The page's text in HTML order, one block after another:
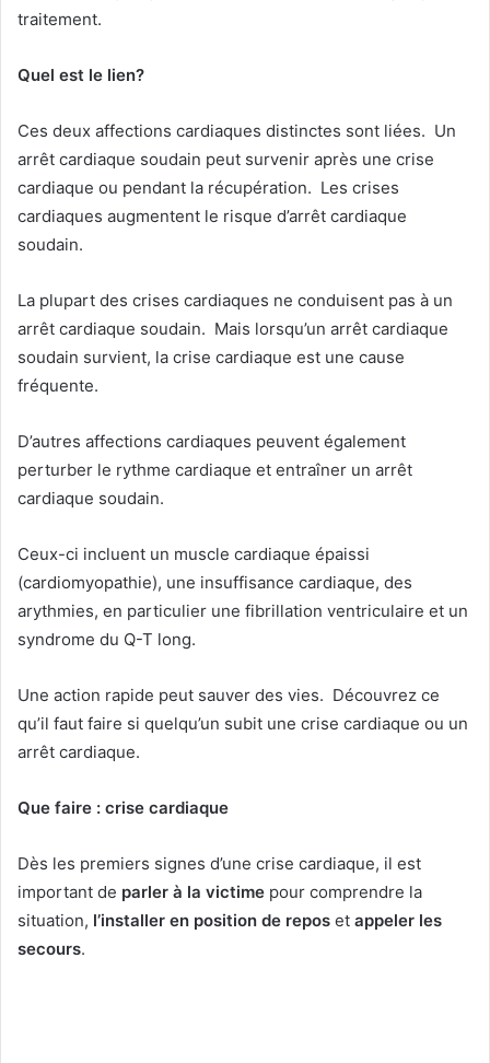
traitement.
Quel est le lien?
Ces deux affections cardiaques distinctes sont liées. Un
arrêt cardiaque soudain peut survenir après une crise
cardiaque ou pendant la récupération. Les crises
cardiaques augmentent le risque d’arrêt cardiaque
soudain.
La plupart des crises cardiaques ne conduisent pas à un
arrêt cardiaque soudain. Mais lorsqu’un arrêt cardiaque
soudain survient, la crise cardiaque est une cause
fréquente.
D’autres affections cardiaques peuvent également
perturber le rythme cardiaque et entraîner un arrêt
cardiaque soudain.
Ceux-ci incluent un muscle cardiaque épaissi
(cardiomyopathie), une insuffisance cardiaque, des
arythmies, en particulier une fibrillation ventriculaire et un
syndrome du Q-T long.
Une action rapide peut sauver des vies. Découvrez ce
qu’il faut faire si quelqu’un subit une crise cardiaque ou un
arrêt cardiaque.
Que faire : crise cardiaque
Dès les premiers signes d’une crise cardiaque, il est
important de parler à la victime pour comprendre la
situation, l’installer en position de repos et appeler les
secours.